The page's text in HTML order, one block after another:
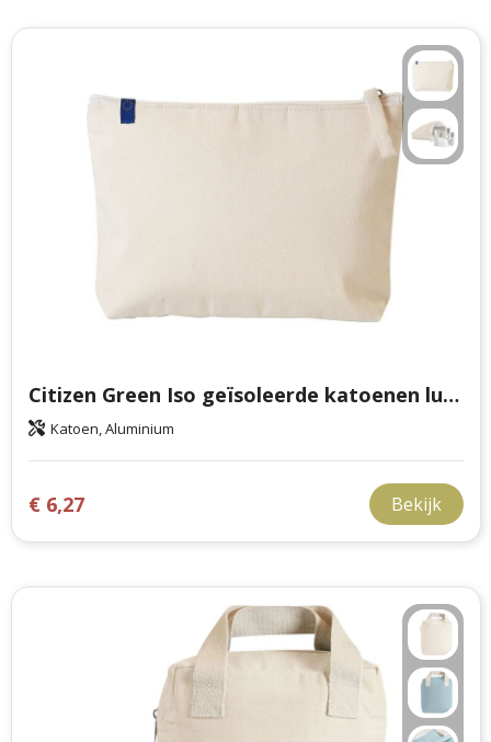
Citizen Green Iso geïsoleerde katoenen lunchtas
Katoen, Aluminium
€ 6,27 Bekijk